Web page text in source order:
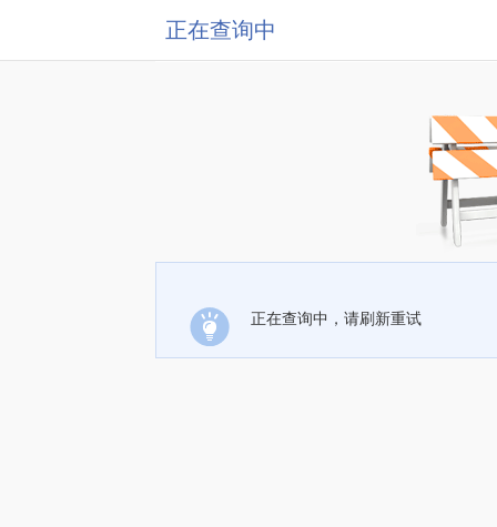
正在查询中
正在查询中，请刷新重试